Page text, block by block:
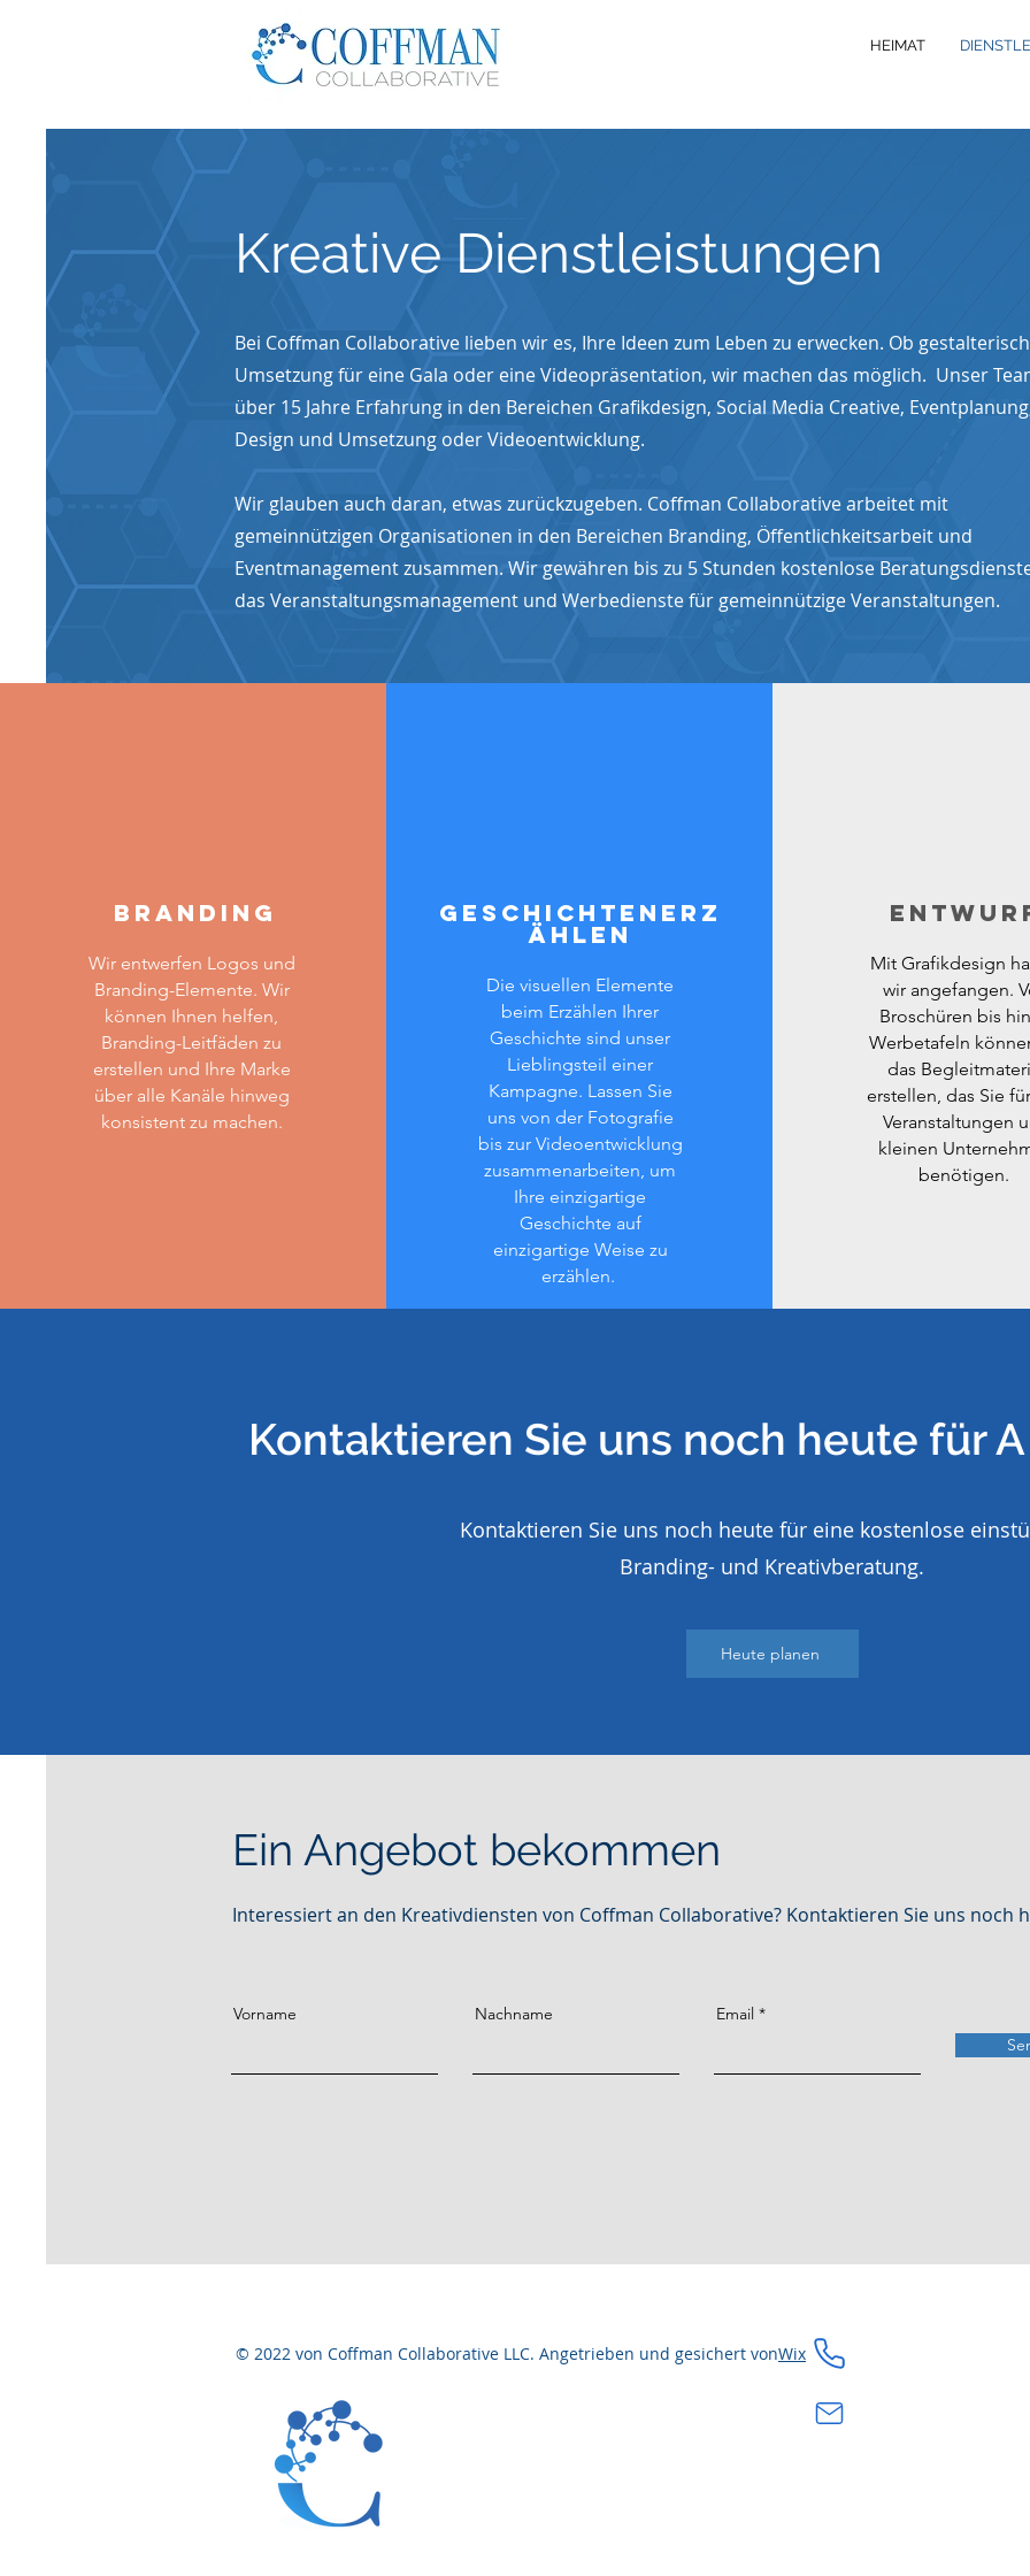
HEIMAT
Kreative Dienstleistungen
Bei Coffman Collaborative lieben wir es, Ihre Ideen zum Leben zu erwecken. Ob
Umsetzung für eine Gala oder eine Videopräsentation, wir machen das möglich. Unser
über 15 Jahre Erfahrung in den Bereichen Grafikdesign, Social Media Creative,
Design und Umsetzung oder Videoentwicklung.
Wir glauben auch daran, etwas zurückzugeben. Coffman Collaborative arbeitet mit
gemeinnützigen Organisationen in den Bereichen Branding, Öffentlichkeitsarbeit und
Eventmanagement zusammen. Wir gewähren bis zu 5 Stunden kostenlose
das Veranstaltungsmanagement und Werbedienste für gemeinnützige Veranstaltungen.
Branding
Wir entwerfen Logos und
Branding-Elemente. Wir
können Ihnen helfen,
Branding-Leitfäden zu
erstellen und Ihre Marke
über alle Kanäle hinweg
konsistent zu machen.
Geschichtenerz
ählen
Die visuellen Elemente
beim Erzählen Ihrer
Geschichte sind unser
Lieblingsteil einer
Kampagne. Lassen Sie
uns von der Fotografie
bis zur Videoentwicklung
zusammenarbeiten, um
Ihre einzigartige
Geschichte auf
einzigartige Weise zu
erzählen.
Mit Grafikdesign
wir angefangen.
Broschüren bis
Werbetafeln
das
erstellen, das Sie
Veranstaltungen
kleinen
benötigen.
Kontaktieren Sie uns noch heute für A
Kontaktieren Sie uns noch heute für eine kostenlose
Branding- und Kreativberatung.
Heute planen
Ein Angebot bekommen
Interessiert an den Kreativdiensten von Coffman Collaborative? Kontaktieren Sie uns noch
Vorname Nachname
Email
© 2022 von Coffman Collaborative LLC. Angetrieben und gesichert vonWix